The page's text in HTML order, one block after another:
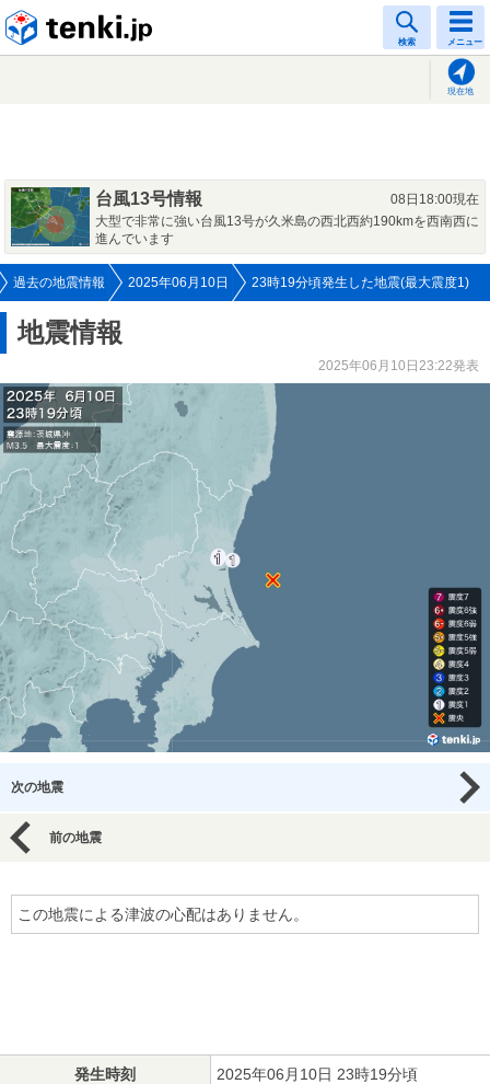
検索 メニュー
現在地
台風13号情報
08日18:00現在
大型で非常に強い台風13号が久米島の西北西約190kmを西南西に
進んでいます
過去の地震情報 2025年06月10日 23時19分頃発生した地震(最大震度1)
地震情報
2025年06月10日23:22発表
次の地震
前の地震
この地震による津波の心配はありません。
発生時刻 2025年06月10日 23時19分頃